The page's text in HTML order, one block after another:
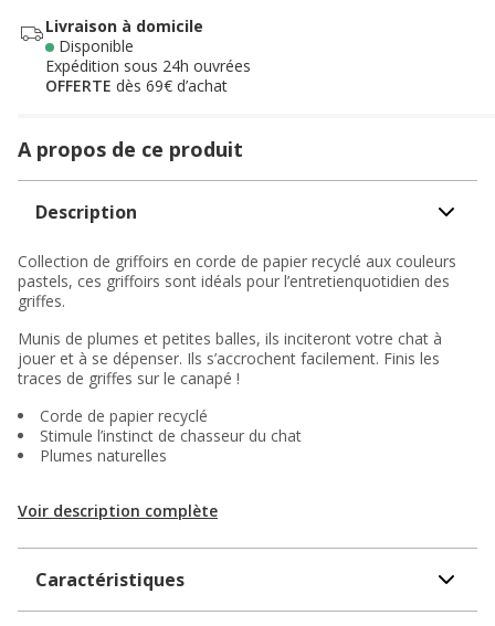
Livraison à domicile
Disponible
Expédition sous 24h ouvrées
OFFERTE dès 69€ d’achat
A propos de ce produit
Description
Collection de griffoirs en corde de papier recyclé aux couleurs
pastels, ces griffoirs sont idéals pour l’entretienquotidien des
griffes.
Munis de plumes et petites balles, ils inciteront votre chat à
jouer et à se dépenser. Ils s’accrochent facilement. Finis les
traces de griffes sur le canapé !
Corde de papier recyclé
Stimule l’instinct de chasseur du chat
Plumes naturelles
Voir description complète
Caractéristiques